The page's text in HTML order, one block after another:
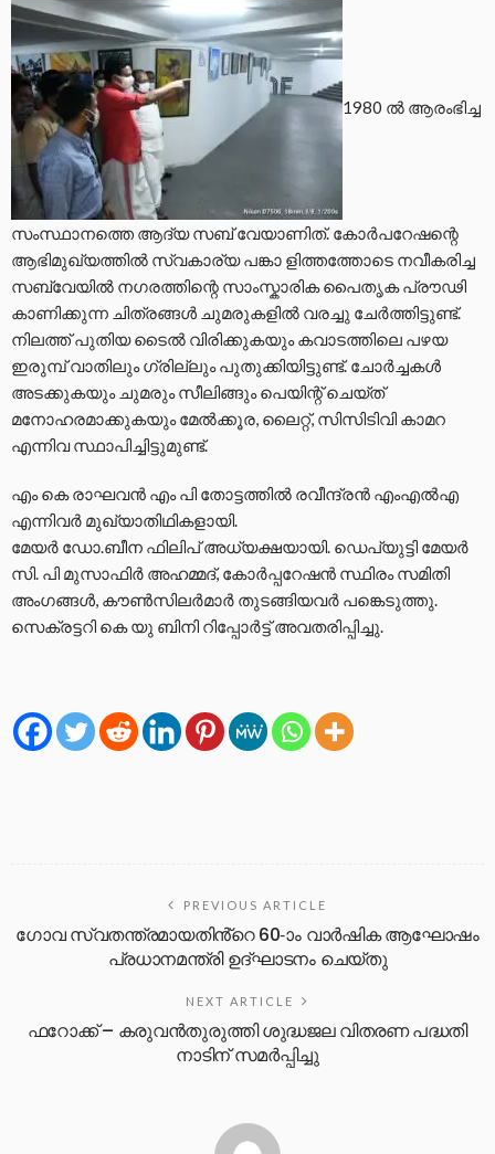
1980 ൽ ആരംഭിച്ച
സംസ്ഥാനത്തെ ആദ്യ സബ്‌ വേയാണിത്. കോർപറേഷന്റെ
ആഭിമുഖ്യത്തിൽ സ്വകാര്യ പങ്കാ ളിത്തത്തോടെ നവീകരിച്ച
സബ്‌വേയിൽ നഗരത്തിന്റെ സാംസ്കാരിക പൈതൃക പ്രൗഢി
കാണിക്കുന്ന ചിത്രങ്ങൾ ചുമരുകളിൽ വരച്ചു ചേർത്തിട്ടുണ്ട്.
നിലത്ത് പുതിയ ടൈൽ വിരിക്കുകയും കവാടത്തിലെ പഴയ
ഇരുമ്പ് വാതിലും ഗ്രില്ലും പുതുക്കിയിട്ടുണ്ട്. ചോർച്ചകൾ
അടക്കുകയും ചുമരും സീലിങ്ങും പെയിന്റ് ചെയ്ത്
മനോഹരമാക്കുകയും മേൽക്കൂര, ലൈറ്റ്, സിസിടിവി കാമറ
എന്നിവ സ്ഥാപിച്ചിട്ടുമുണ്ട്.
എം കെ രാഘവൻ എം പി തോട്ടത്തിൽ രവീന്ദ്രൻ എംഎൽഎ
എന്നിവർ മുഖ്യാതിഥികളായി.
മേയർ ഡോ.ബീന ഫിലിപ് അധ്യക്ഷയായി. ഡെപ്യുട്ടി മേയർ
സി. പി മുസാഫിർ അഹമ്മദ്, കോർപ്പറേഷൻ സ്ഥിരം സമിതി
അംഗങ്ങൾ, കൗൺസിലർമാർ തുടങ്ങിയവർ പങ്കെടുത്തു.
സെക്രട്ടറി കെ യു ബിനി റിപ്പോർട്ട് അവതരിപ്പിച്ചു.
PREVIOUS ARTICLE
ഗോവ സ്വതന്ത്രമായതിൻ്റെ 60-ാം വാർഷിക ആഘോഷം
പ്രധാനമന്ത്രി ഉദ്ഘാടനം ചെയ്തു
NEXT ARTICLE
ഫറോക്ക് – കരുവൻതുരുത്തി ശുദ്ധജല വിതരണ പദ്ധതി
നാടിന് സമർപ്പിച്ചു